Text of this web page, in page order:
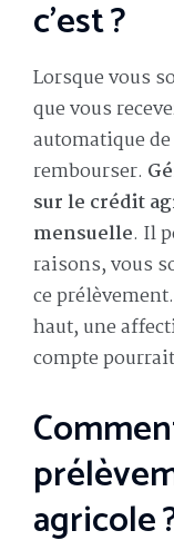
c’est ?
Lorsque vous
que vous
automatique
rembourser.
sur le crédit
mensuelle. Il
raisons, vous
ce
haut, une
compte
agricole